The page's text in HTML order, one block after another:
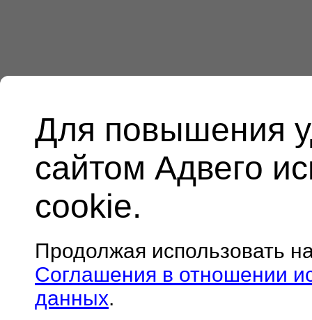
Для повышения
сайтом Адвего
cookie.
Продолжая использовать
Соглашения в отношении
данных.